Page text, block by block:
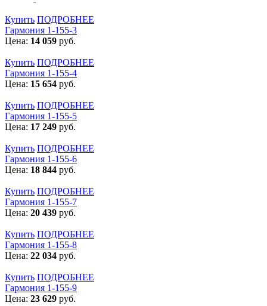
Купить ПОДРОБНЕЕ
Гармония 1-155-3
Цена: 14 059 руб.
Купить ПОДРОБНЕЕ
Гармония 1-155-4
Цена: 15 654 руб.
Купить ПОДРОБНЕЕ
Гармония 1-155-5
Цена: 17 249 руб.
Купить ПОДРОБНЕЕ
Гармония 1-155-6
Цена: 18 844 руб.
Купить ПОДРОБНЕЕ
Гармония 1-155-7
Цена: 20 439 руб.
Купить ПОДРОБНЕЕ
Гармония 1-155-8
Цена: 22 034 руб.
Купить ПОДРОБНЕЕ
Гармония 1-155-9
Цена: 23 629 руб.